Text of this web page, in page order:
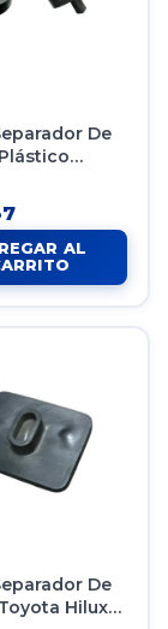
De
De
Hilux